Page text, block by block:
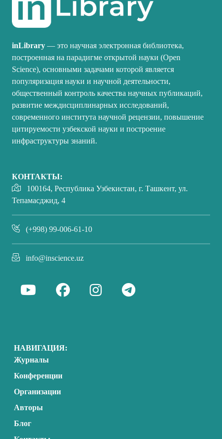
inLibrary — это научная электронная библиотека,
построенная на парадигме открытой науки (Open
Science), основными задачами которой является
популяризация науки и научной деятельности,
общественный контроль качества научных публикаций,
развитие междисциплинарных исследований,
современного института научной рецензии, повышение
цитируемости узбекской науки и построение
инфраструктуры знаний.
КОНТАКТЫ:
100164, Республика Узбекистан, г. Ташкент, ул.
Тепамасджид, 4
(+998) 99-006-61-10
info@inscience.uz
НАВИГАЦИЯ:
Журналы
Конференции
Организации
Авторы
Блог